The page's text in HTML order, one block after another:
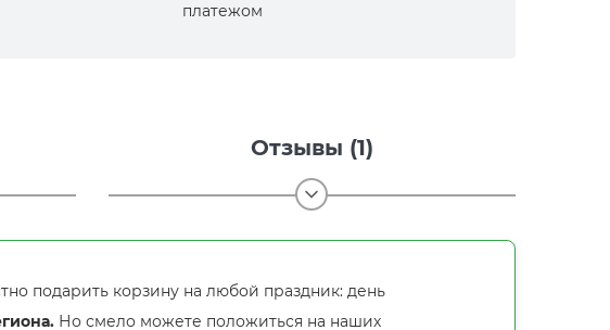
платежом
Отзывы (1)
подарить корзину на любой праздник: день
Но смело можете положиться на наших